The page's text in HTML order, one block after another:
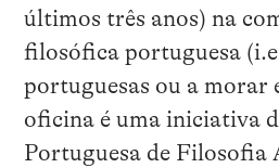
últimos três anos) na
filosófica portuguesa
portuguesas ou a morar
oficina é uma iniciativa
Portuguesa de Filosofia